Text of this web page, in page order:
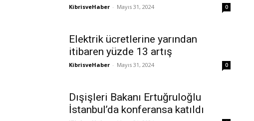
KibrisveHaber - Mayıs 31, 2024 0
Elektrik ücretlerine yarından
itibaren yüzde 13 artış
KibrisveHaber - Mayıs 31, 2024 0
Dışişleri Bakanı Ertuğruloğlu
İstanbul’da konferansa katıldı